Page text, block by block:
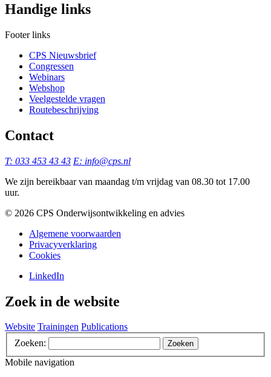
Handige links
Footer links
CPS Nieuwsbrief
Congressen
Webinars
Webshop
Veelgestelde vragen
Routebeschrijving
Contact
T: 033 453 43 43 E: info@cps.nl
We zijn bereikbaar van maandag t/m vrijdag van 08.30 tot 17.00
uur.
©️ 2026 CPS Onderwijsontwikkeling en advies
Algemene voorwaarden
Privacyverklaring
Cookies
LinkedIn
Zoek in de website
Website Trainingen Publications
Zoeken:
Zoeken
Mobile navigation